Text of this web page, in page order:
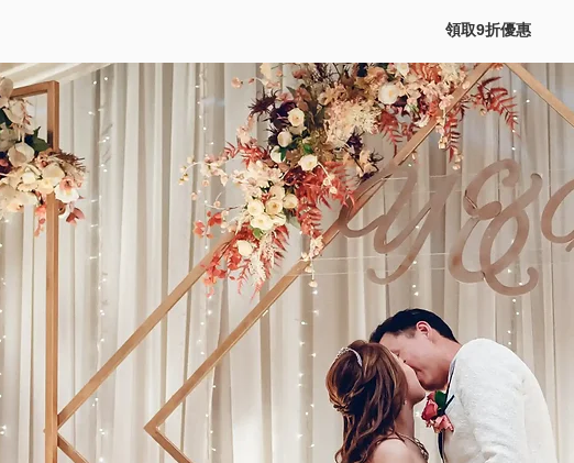
領取9折優惠